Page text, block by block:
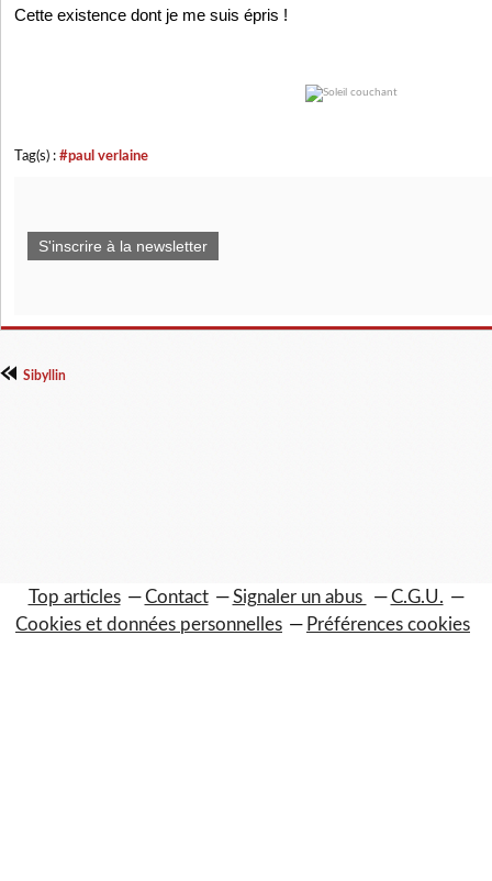
Cette existence dont je me suis épris !
Tag(s) : #paul verlaine
S'inscrire à la newsletter
Sibyllin
Top articles Contact Signaler un abus
C.G.U.
Cookies et données personnelles
Préférences cookies